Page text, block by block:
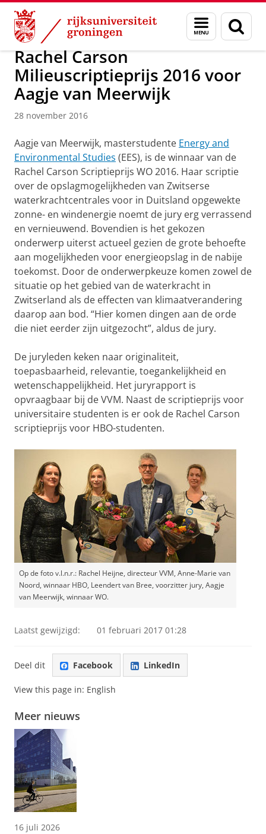
Skip
Content
Skip
Navigation
Menu
en
zoeken
Over ons Actueel Nieuws Nieuwsberichten
Rachel Carson
Milieuscriptieprijs 2016 voor
Aagje van Meerwijk
28 november 2016
Aagje van Meerwijk, masterstudente Energy and
Environmental Studies (EES), is de winnaar van de
Rachel Carson Scriptieprijs WO 2016. Haar scriptie
over de opslagmogelijkheden van Zwitserse
waterkrachtcentrales voor in Duitsland opgewekte
zonne- en windenergie noemt de jury erg verrassend
en vernieuwend. Bovendien is het gekozen
onderwerp uiterst actueel gezien de grote behoefte
aan mogelijkheden voor energieopslag in de nabije
toekomst. Door de onderwerpkeuze komen zowel de
situatie op het gebied van de waterkracht in
Zwitserland als de effecten van klimaatverandering
daarop aan bod. “Hier komen dingen aan de orde
die niet eerder zijn uitgezocht”, aldus de jury.
De juryleden keken naar originaliteit,
toepasbaarheid, relevantie, toegankelijkheid en
wetenschappelijkheid. Het juryrapport is
opvraagbaar bij de VVM. Naast de scriptieprijs voor
universitaire studenten is er ook de Rachel Carson
scriptieprijs voor HBO-studenten.
Op de foto v.l.n.r.: Rachel Heijne, directeur VVM, Anne-Marie van
Noord, winnaar HBO, Leendert van Bree, voorzitter jury, Aagje
van Meerwijk, winnaar WO.
Laatst gewijzigd: 01 februari 2017 01:28
Deel dit Facebook LinkedIn
View this page in: English
Meer nieuws
16 juli 2026